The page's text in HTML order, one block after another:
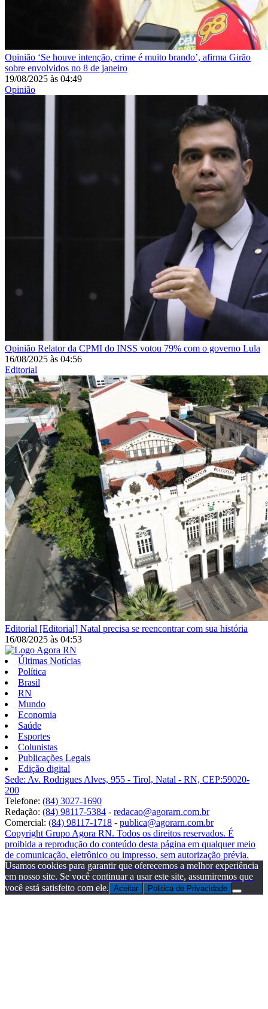
Opinião ‘Se houve intenção, crime é muito brando’, afirma Girão
sobre envolvidos no 8 de janeiro
19/08/2025 às 04:49
Opinião
Opinião Relator da CPMI do INSS votou 79% com o governo Lula
16/08/2025 às 04:56
Editorial
Editorial [Editorial] Natal precisa se reencontrar com sua história
16/08/2025 às 04:53
Últimas Notícias
Política
Brasil
RN
Mundo
Economia
Saúde
Esportes
Colunistas
Publicações Legais
Edição digital
Sede: Av. Rodrigues Alves, 955 - Tirol, Natal - RN, CEP:59020-
200
Telefone: (84) 3027-1690
Redação: (84) 98117-5384 - redacao@agorarn.com.br
Comercial: (84) 98117-1718 - publica@agorarn.com.br
Copyright Grupo Agora RN. Todos os direitos reservados. É
proibida a reprodução do conteúdo desta página em qualquer meio
de comunicação, eletrônico ou impresso, sem autorização prévia.
Usamos cookies para garantir que oferecemos a melhor experiência
em nosso site. Se você continuar a usar este site, assumiremos que
você está satisfeito com ele. Aceitar Politica de Privacidade